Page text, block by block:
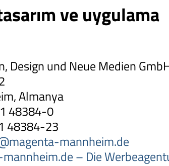
ve uygulama
Design und Neue Medien
Almanya
48384-0
48384-23
mannheim.de
– Die